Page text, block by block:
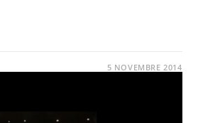
5 NOVEMBRE 2014